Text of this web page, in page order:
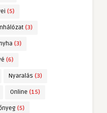
(5)
(3)
(3)
(6)
Nyaralás (3)
Online (15)
(5)